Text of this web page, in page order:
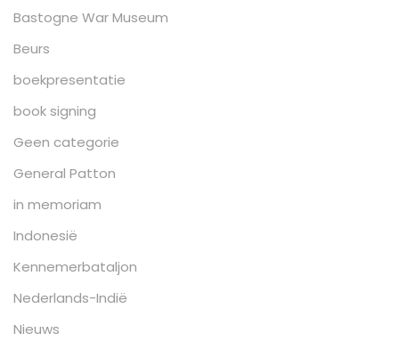
Bastogne War Museum
Beurs
boekpresentatie
book signing
Geen categorie
General Patton
in memoriam
Indonesië
Kennemerbataljon
Nederlands-Indië
Nieuws